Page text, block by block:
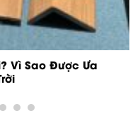
Có Nên Lắp Đặt